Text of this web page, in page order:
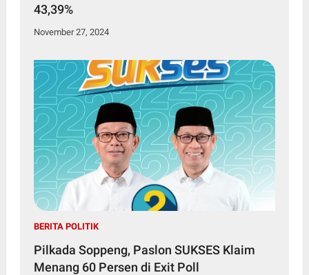
43,39%
November 27, 2024
BERITA POLITIK
Pilkada Soppeng, Paslon SUKSES Klaim
Menang 60 Persen di Exit Poll